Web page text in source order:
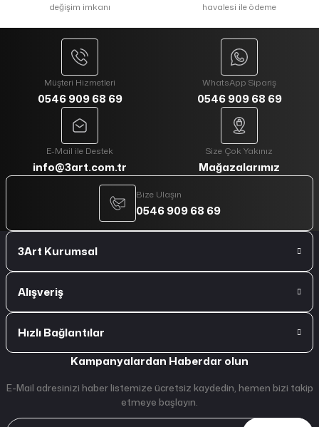
değişim imkanı
havalesi ile ödeme
Müşteri Hizmetleri
0546 909 68 69
WhatsApp Sipariş
0546 909 68 69
E-Mail ile Destek
info@3art.com.tr
Size Çok Yakınız
Mağazalarımız
Bize Ulaşın
0546 909 68 69
3Art Kurumsal
Alışveriş
Hızlı Bağlantılar
Kampanyalardan Haberdar olun
E-Mail adresinizi haber listemize ücretsiz kaydedin, hemen bizi takip
etmeye başlayın.